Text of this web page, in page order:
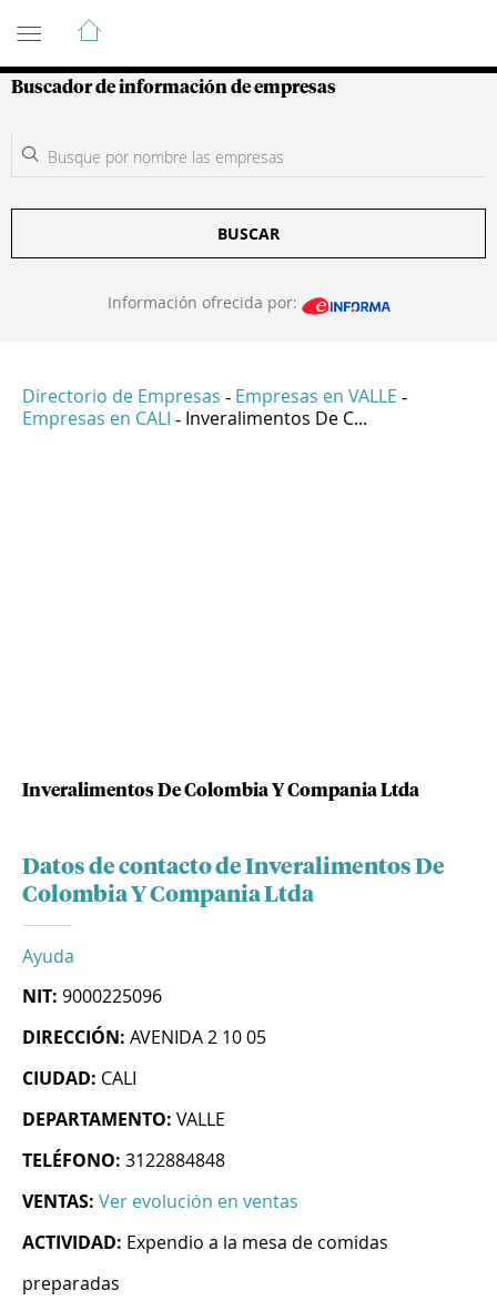
Guía de Empresas Colombianas
Buscador de información de empresas
BUSCAR
Información ofrecida por:
Directorio de Empresas - Empresas en VALLE -
Empresas en CALI - Inveralimentos De C...
Inveralimentos De Colombia Y Compania Ltda
Datos de contacto de Inveralimentos De
Colombia Y Compania Ltda
Ayuda
NIT: 9000225096
DIRECCIÓN: AVENIDA 2 10 05
CIUDAD: CALI
DEPARTAMENTO: VALLE
TELÉFONO: 3122884848
VENTAS: Ver evolución en ventas
ACTIVIDAD: Expendio a la mesa de comidas
preparadas